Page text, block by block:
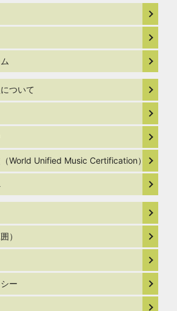
ついて
World Unified Music Certification）
）
ー